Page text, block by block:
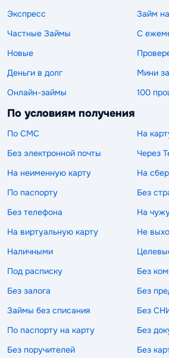
Экспресс
Займ
Частные Займы
С
Новые
Деньги в долг
Мини
Онлайн-займы
100
По условиям получения
По СМС
На
Без электронной почты
Через
На неименную карту
На
По паспорту
Без
Без телефона
На
На виртуальную карту
Не
Наличными
Под расписку
Без
Без залога
Без
Займы без списания
Без
По паспорту на карту
Без
Без поручителей
Без